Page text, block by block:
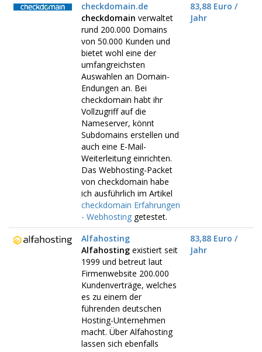
checkdomain.de
checkdomain verwaltet
rund 200.000 Domains
von 50.000 Kunden und
bietet wohl eine der
umfangreichsten
Auswahlen an Domain-
Endungen an. Bei
checkdomain habt ihr
Vollzugriff auf die
Nameserver, könnt
Subdomains erstellen und
auch eine E-Mail-
Weiterleitung einrichten.
Das Webhosting-Packet
von checkdomain habe
ich ausführlich im Artikel
checkdomain Erfahrungen
- Webhosting getestet.
83,88 Euro /
Jahr
Alfahosting
Alfahosting existiert seit
1999 und betreut laut
Firmenwebsite 200.000
Kundenverträge, welches
es zu einem der
führenden deutschen
Hosting-Unternehmen
macht. Über Alfahosting
lassen sich ebenfalls
83,88 Euro /
Jahr